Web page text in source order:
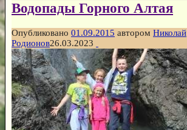
Водопады Горного Алтая
Опубликовано 01.09.2015 автором Николай
Родионов26.03.2023